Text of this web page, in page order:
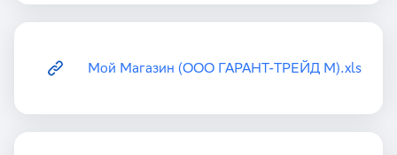
Мой Магазин (ООО ГАРАНТ-ТРЕЙД М).xls